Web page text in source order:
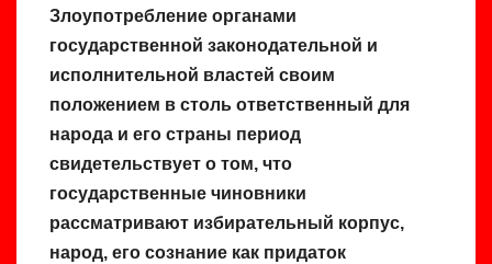
Злоупотребление органами
государственной законодательной и
исполнительной властей своим
положением в столь ответственный для
народа и его страны период
свидетельствует о том, что
государственные чиновники
рассматривают избирательный корпус,
народ, его сознание как придаток